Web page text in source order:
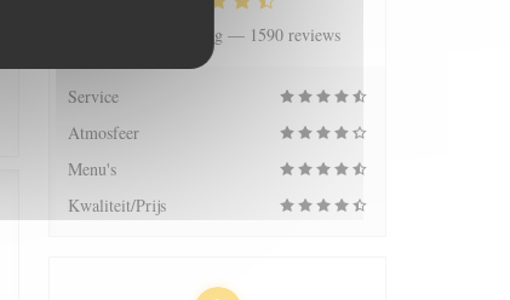
Gemiddelde rating — 1590 reviews
Service
Atmosfeer
Menu's
Kwaliteit/Prijs